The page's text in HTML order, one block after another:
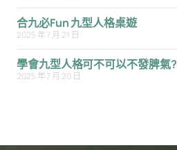
合九必Fun 九型人格桌遊
2025 年 7 月 21 日
學會九型人格可不可以不發脾氣?
2025 年 7 月 20 日